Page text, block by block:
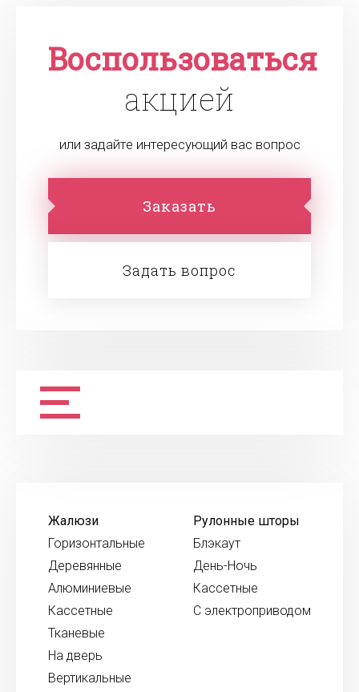
Воспользоваться
акцией
или задайте интересующий вас вопрос
Заказать
Задать вопрос
Жалюзи
Горизонтальные
Деревянные
Алюминиевые
Кассетные
Тканевые
На дверь
Вертикальные
Рулонные шторы
Блэкаут
День-Ночь
Кассетные
С электроприводом